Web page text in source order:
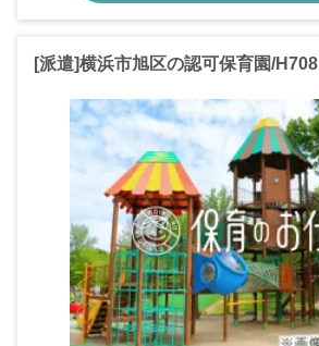
[派遣]横浜市旭区の認可保育園/H708